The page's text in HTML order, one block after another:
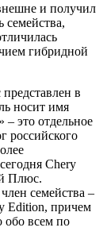
и получил
семейства,
гибридной
в
носит имя
это отдельное
российского
Chery
Плюс.
семейства –
Edition, причем
обо всем по